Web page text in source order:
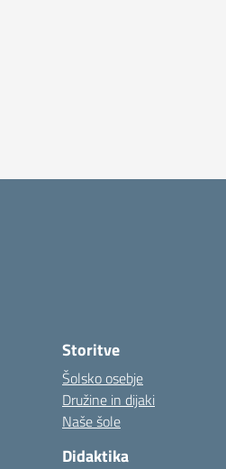
Storitve
Šolsko osebje
Družine in dijaki
Naše šole
Didaktika